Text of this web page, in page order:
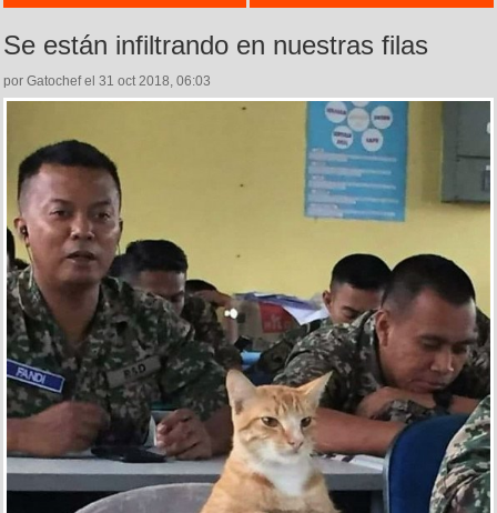
Se están infiltrando en nuestras filas
por Gatochef el 31 oct 2018, 06:03